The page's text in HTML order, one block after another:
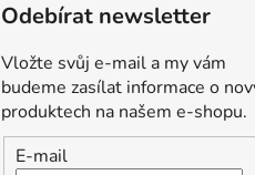
Odebírat newsletter
Vložte svůj e-mail a my vám
budeme zasílat informace o
produktech na našem e-shopu.
E-mail